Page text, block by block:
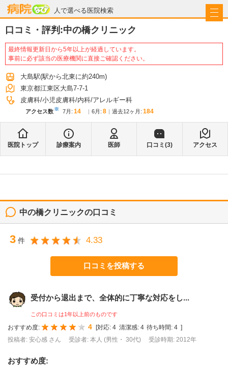
人で選べる医院検索
病院なび
口コミ・評判:中の橋クリニック
最終情報更新日から5年以上が経過しています。
事前に必ず該当の医療機関に直接ご確認ください。
大島駅(駅から北東に約240m)
東京都江東区大島7-7-1
皮膚科 小児皮膚科 内科 アレルギー科
アクセス数※ 7月 : 14 6月 : 8 過去12ヶ月: 184
医院トップ 診療案内 医師 口コミ(3) アクセス
中の橋クリニックの口コミ
3 件 4.33
口コミを投稿する
受付から退出まで、全体的に丁寧な対応をし...
この口コミは1年以上前のものです
おすすめ度: 4 [対応: 4 清潔感: 4 待ち時間: 4 ]
投稿者: 安心感 さん
受診者: 本人 (男性・ 30代) 受診時期: 2012年
おすすめ度: